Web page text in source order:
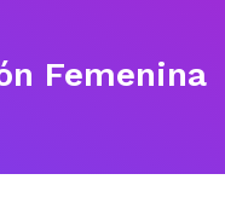
Femenina